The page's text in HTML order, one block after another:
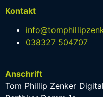
Kontakt
038327 504707
Anschrift
Tom Phillip Zenker